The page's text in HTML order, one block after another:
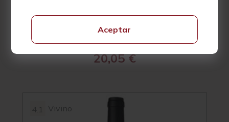
Aceptar
Oremus Mandolás 2023
20,05€
Vivino